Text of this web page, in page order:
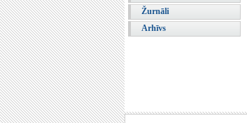
Žurnāli
Arhīvs